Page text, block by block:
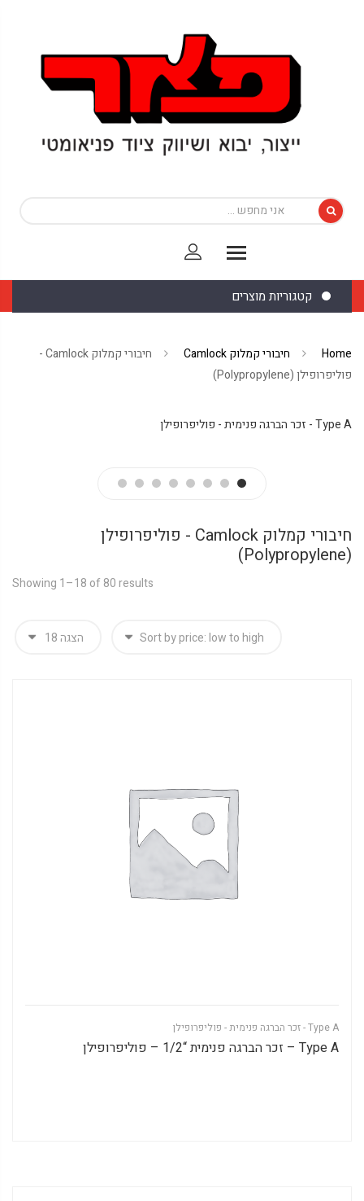
קטגוריות מוצרים
Home חיבורי קמלוק Camlock
חיבורי קמלוק Camlock -
פוליפרופילן (Polypropylene)
Type A - זכר הברגה פנימית - פוליפרופילן
חיבורי קמלוק Camlock - פוליפרופילן
(Polypropylene)
Showing 1–18 of 80 results
Type A - זכר הברגה פנימית - פוליפרופילן
Type A – זכר הברגה פנימית “1/2 – פוליפרופילן